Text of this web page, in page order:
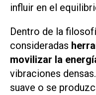
influir en el
Dentro de la
consideradas
movilizar la
vibraciones
suave o se